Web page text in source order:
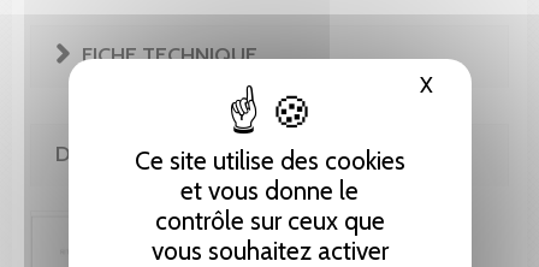
Ce site utilise des cookies
et vous donne le
contrôle sur ceux que
vous souhaitez activer
XMasquer
FICHE TECHNIQUE
DE LA MÊME COLLECTION